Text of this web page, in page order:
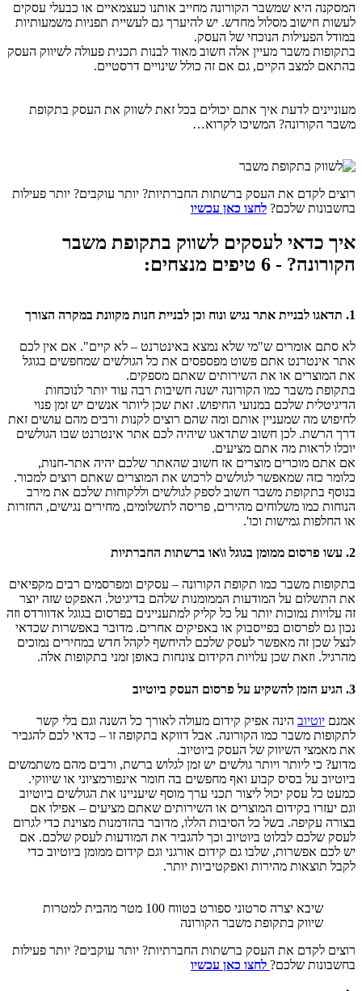
המסקנה היא שמשבר הקורונה מחייב אותנו כעצמאיים או כבעלי עסקים
לעשות חישוב מסלול מחדש. יש להיערך גם לעשיית תפניות משמעותיות
במודל הפעילות הנוכחי של העסק.
בתקופות משבר מעיין אלה חשוב מאוד לבנות תכנית פעולה לשיווק העסק
בהתאם למצב הקיים, גם אם זה כולל שינויים דרסטיים.
מעוניינים לדעת איך אתם יכולים בכל זאת לשווק את העסק בתקופת
משבר הקורונה? המשיכו לקרוא…
רוצים לקדם את העסק ברשתות החברתיות? יותר עוקבים? יותר פעילות
בחשבונות שלכם? לחצו כאן עכשיו
איך כדאי לעסקים לשווק בתקופת משבר
הקורונה? - 6 טיפים מנצחים:
1. תדאגו לבניית אתר נגיש ונוח וכן לבניית חנות מקוונת במקרה הצורך
לא סתם אומרים ש"מי שלא נמצא באינטרנט – לא קיים". אם אין לכם
אתר אינטרנט אתם פשוט מפספסים את כל הגולשים שמחפשים בגוגל
את המוצרים או את השירותים שאתם מספקים.
בתקופת משבר כמו הקורונה ישנה חשיבות רבה עוד יותר לנוכחות
הדיגיטלית שלכם במנועי החיפוש. זאת שכן ליותר אנשים יש זמן פנוי
לחיפוש מה שמעניין אותם ומה שהם רוצים לקנות ורבים מהם עושים זאת
דרך הרשת. לכן חשוב שתדאגו שיהיה לכם אתר אינטרנט שבו הגולשים
יוכלו לראות מה אתם מציעים.
אם אתם מוכרים מוצרים אז חשוב שהאתר שלכם יהיה אתר-חנות,
כלומר כזה שמאפשר לגולשים לרכוש את המוצרים שאתם רוצים למכור.
בנוסף בתקופת משבר חשוב לספק לגולשים וללקוחות שלכם את מירב
הנוחות כמו משלוחים מהירים, פריסה לתשלומים, מחירים נגישים, החזרות
או החלפות גמישות וכו'.
2. עשו פרסום ממומן בגוגל ו\או ברשתות החברתיות
בתקופות משבר כמו תקופת הקורונה – עסקים ומפרסמים רבים מקפיאים
את התשלום על המודעות הממומנות שלהם בדיגיטל. האפקט שזה יוצר
זה עלויות נמוכות יותר על כל קליק למתעניינים בפרסום בגוגל אדוורדס וזה
נכון גם לפרסום בפייסבוק או באפיקים אחרים. מדובר באפשרות שכדאי
לנצל שכן זה מאפשר לעסק שלכם להיחשף לקהל חדש במחירים נמוכים
מהרגיל. וזאת שכן עלויות הקידום צונחות באופן זמני בתקופות אלה.
3. הגיע הזמן להשקיע על פרסום העסק ביוטיוב
אמנם יוטיוב הינה אפיק קידום מעולה לאורך כל השנה וגם בלי קשר
לתקופות משבר כמו הקורונה. אבל דווקא בתקופה זו – כדאי לכם להגביר
את מאמצי השיווק של העסק ביוטיוב.
מדוע? כי ליותר ויותר גולשים יש זמן לגלוש ברשת, ורבים מהם משתמשים
ביוטיוב על בסיס קבוע ואף מחפשים בה חומר אינפורמציוני או שיווקי.
כמעט כל עסק יכול ליצור תכני ערך מוסף שיעניינו את הגולשים ביוטיוב
וגם יעזרו בקידום המוצרים או השירותים שאתם מציעים – אפילו אם
בצורה עקיפה. בשל כל הסיבות הללו, מדובר בהזדמנות מצוינת כדי לגרום
לעסק שלכם לבלוט ביוטיוב וכך להגביר את המודעות לעסק שלכם. אם
יש לכם אפשרות, שלבו גם קידום אורגני וגם קידום ממומן ביוטיוב כדי
לקבל תוצאות מהירות ואפקטיביות יותר.
שיבא יצרה סרטוני ספורט בטווח 100 מטר מהבית למטרות
שיווק בתקופת משבר הקורונה
רוצים לקדם את העסק ברשתות החברתיות? יותר עוקבים? יותר פעילות
בחשבונות שלכם? לחצו כאן עכשיו